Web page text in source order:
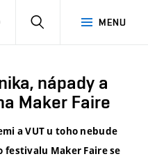
MENU
PŘIHLÁSIT
nápady a
Maker Faire
a VUT u toho nebude
Maker Faire se